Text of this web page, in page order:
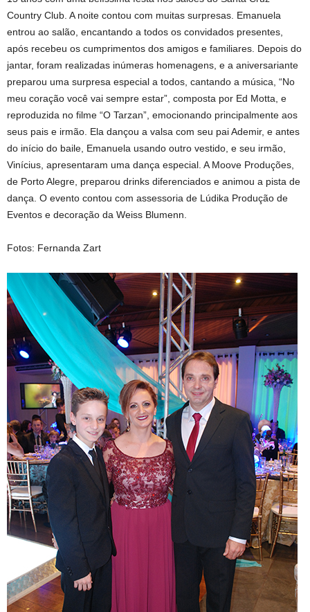
Country Club. A noite contou com muitas surpresas. Emanuela
entrou ao salão, encantando a todos os convidados presentes,
após recebeu os cumprimentos dos amigos e familiares. Depois do
jantar, foram realizadas inúmeras homenagens, e a aniversariante
preparou uma surpresa especial a todos, cantando a música, “No
meu coração você vai sempre estar”, composta por Ed Motta, e
reproduzida no filme “O Tarzan”, emocionando principalmente aos
seus pais e irmão. Ela dançou a valsa com seu pai Ademir, e antes
do início do baile, Emanuela usando outro vestido, e seu irmão,
Vinícius, apresentaram uma dança especial. A Moove Produções,
de Porto Alegre, preparou drinks diferenciados e animou a pista de
dança. O evento contou com assessoria de Lúdika Produção de
Eventos e decoração da Weiss Blumenn.
Fotos: Fernanda Zart